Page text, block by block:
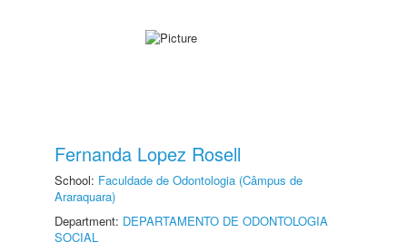
Fernanda Lopez Rosell
School: Faculdade de Odontologia (Câmpus de
Araraquara)
Department: DEPARTAMENTO DE ODONTOLOGIA
SOCIAL